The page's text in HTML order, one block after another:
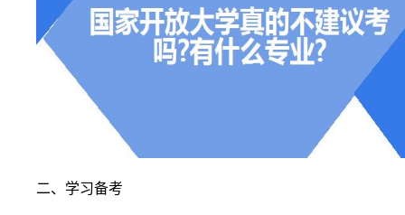
二、学习备考